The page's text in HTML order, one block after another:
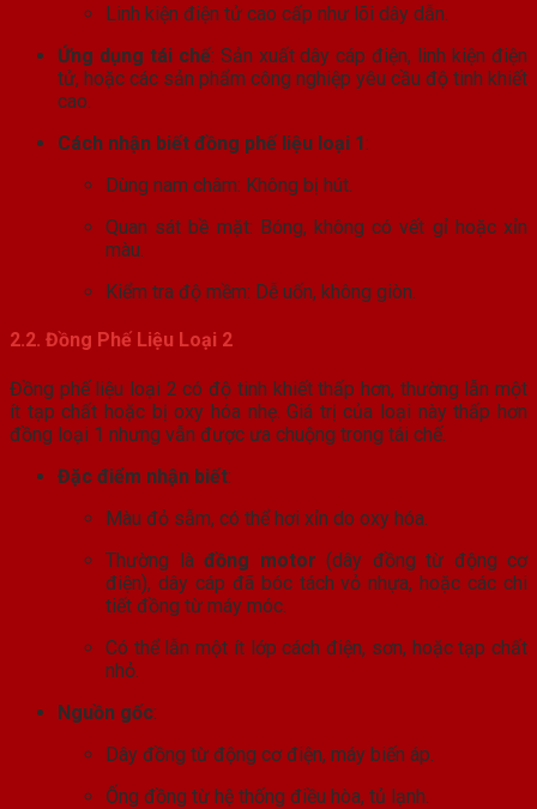
Linh kiện điện tử cao cấp như lõi dây dẫn.
Ứng dụng tái chế: Sản xuất dây cáp điện, linh kiện điện
tử, hoặc các sản phẩm công nghiệp yêu cầu độ tinh khiết
cao.
Cách nhận biết đồng phế liệu loại 1 :
Dùng nam châm: Không bị hút.
Quan sát bề mặt: Bóng, không có vết gỉ hoặc xỉn
màu.
Kiểm tra độ mềm: Dễ uốn, không giòn.
2.2. Đồng Phế Liệu Loại 2
Đồng phế liệu loại 2 có độ tinh khiết thấp hơn, thường lẫn một
ít tạp chất hoặc bị oxy hóa nhẹ. Giá trị của loại này thấp hơn
đồng loại 1 nhưng vẫn được ưa chuộng trong tái chế.
Đặc điểm nhận biết:
Màu đỏ sẫm, có thể hơi xỉn do oxy hóa.
Thường là đồng motor (dây đồng từ động cơ
điện), dây cáp đã bóc tách vỏ nhựa, hoặc các chi
tiết đồng từ máy móc.
Có thể lẫn một ít lớp cách điện, sơn, hoặc tạp chất
nhỏ.
Nguồn gốc:
Dây đồng từ động cơ điện, máy biến áp.
Ống đồng từ hệ thống điều hòa, tủ lạnh.